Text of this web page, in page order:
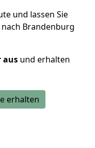
und lassen Sie
Brandenburg
aus und erhalten
erhalten